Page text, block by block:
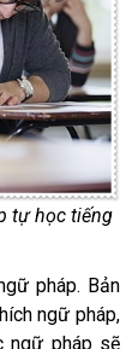
tự học tiếng
pháp. Bản
ngữ pháp,
ngữ pháp sẽ